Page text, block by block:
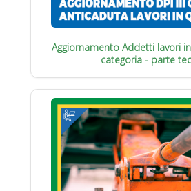
Aggiornamento Addetti lavori
categoria - parte